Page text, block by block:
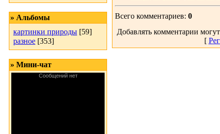
» Альбомы
картинки природы [59]
разное [353]
» Мини-чат
Всего комментариев: 0
Добавлять комментарии
[